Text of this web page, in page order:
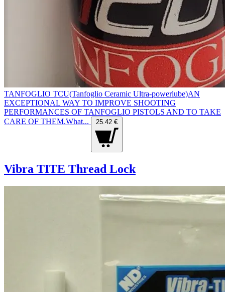
TANFOGLIO TCU(Tanfoglio Ceramic Ultra-powerlube)AN
EXCEPTIONAL WAY TO IMPROVE SHOOTING
PERFORMANCES OF TANFOGLIO PISTOLS AND TO TAKE
CARE OF THEM.What...
25.42 €
Vibra TITE Thread Lock